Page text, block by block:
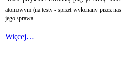
atomowym (na testy - sprzęt wykonany przez
jego sprawa.
Więcej…